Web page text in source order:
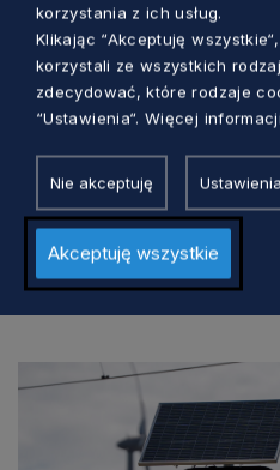
Zobacz
korzystania z ich usług.
Klikając “Akceptuję
korzystali ze wszystkich
zdecydować, które rodzaje
“Ustawienia“. Więcej
Nie akceptuję
Akceptuję wszystkie